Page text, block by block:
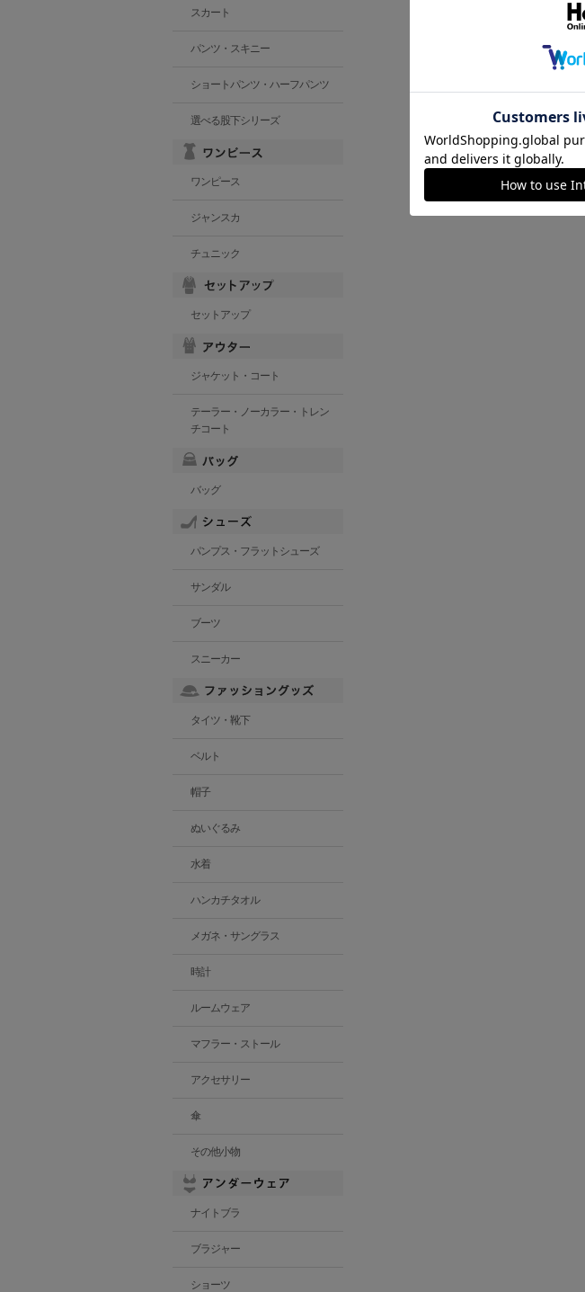
スカート
パンツ・スキニー
ショートパンツ・ハーフパンツ
選べる股下シリーズ
ワンピース
ジャンスカ
チュニック
セットアップ
ジャケット・コート
テーラー・ノーカラー・トレン
チコート
バッグ
パンプス・フラットシューズ
サンダル
ブーツ
スニーカー
タイツ・靴下
ベルト
帽子
ぬいぐるみ
水着
ハンカチタオル
メガネ・サングラス
時計
ルームウェア
マフラー・ストール
アクセサリー
傘
その他小物
ナイトブラ
ブラジャー
ショーツ